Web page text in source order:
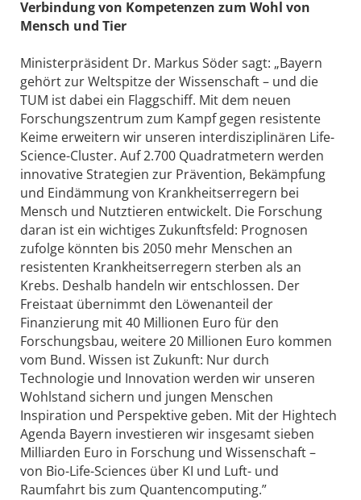
Verbindung von Kompetenzen zum Wohl von
Mensch und Tier
Ministerpräsident Dr. Markus Söder sagt: „Bayern
gehört zur Weltspitze der Wissenschaft – und die
TUM ist dabei ein Flaggschiff. Mit dem neuen
Forschungszentrum zum Kampf gegen resistente
Keime erweitern wir unseren interdisziplinären Life-
Science-Cluster. Auf 2.700 Quadratmetern werden
innovative Strategien zur Prävention, Bekämpfung
und Eindämmung von Krankheitserregern bei
Mensch und Nutztieren entwickelt. Die Forschung
daran ist ein wichtiges Zukunftsfeld: Prognosen
zufolge könnten bis 2050 mehr Menschen an
resistenten Krankheitserregern sterben als an
Krebs. Deshalb handeln wir entschlossen. Der
Freistaat übernimmt den Löwenanteil der
Finanzierung mit 40 Millionen Euro für den
Forschungsbau, weitere 20 Millionen Euro kommen
vom Bund. Wissen ist Zukunft: Nur durch
Technologie und Innovation werden wir unseren
Wohlstand sichern und jungen Menschen
Inspiration und Perspektive geben. Mit der Hightech
Agenda Bayern investieren wir insgesamt sieben
Milliarden Euro in Forschung und Wissenschaft –
von Bio-Life-Sciences über KI und Luft- und
Raumfahrt bis zum Quantencomputing.”